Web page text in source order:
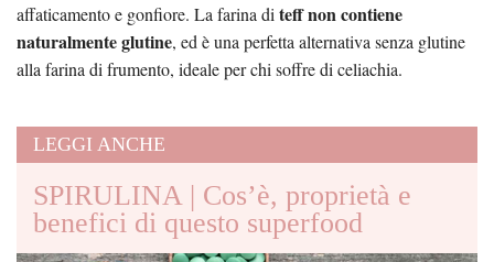
affaticamento e gonfiore. La farina diteff non contiene
naturalmente glutine, ed è una perfetta alternativa senza glutine
alla farina di frumento, ideale per chi soffre di celiachia.
LEGGI ANCHE
SPIRULINA | Cos’è, proprietà e
benefici di questo superfood